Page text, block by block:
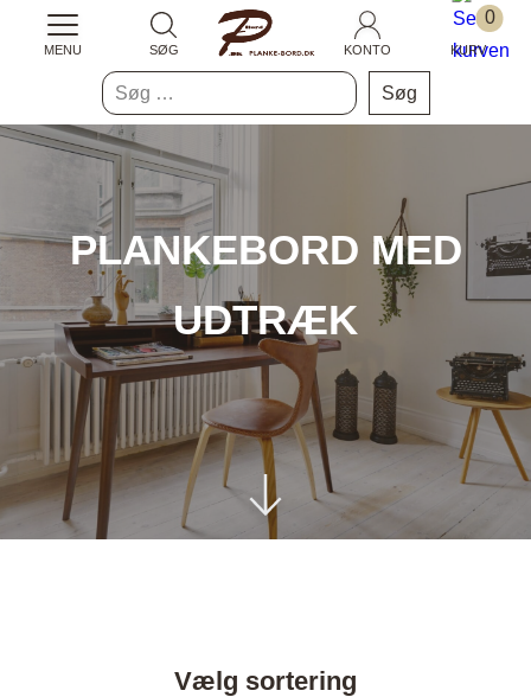
Søg
efter:
MENU SØG KONTO
0
KURV
PLANKEBORD MED
UDTRÆK
Vælg sortering